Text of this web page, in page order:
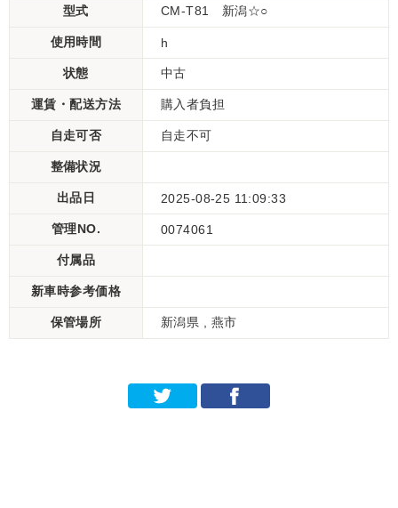
型式 CM-T81 新潟☆○
使用時間 h
状態 中古
運賃・配送方法 購入者負担
自走可否 自走不可
整備状況
出品日 2025-08-25 11:09:33
管理NO. 0074061
付属品
新車時参考価格
保管場所 新潟県 , 燕市